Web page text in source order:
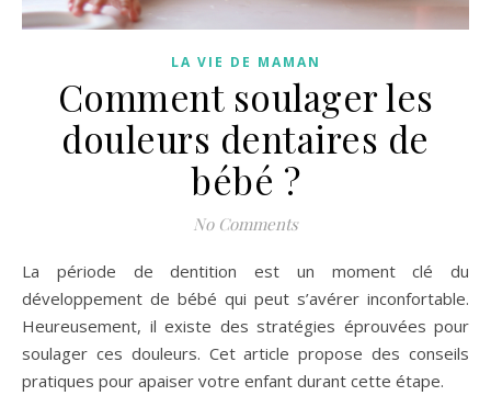
LA VIE DE MAMAN
Comment soulager les
douleurs dentaires de
bébé ?
No Comments
La période de dentition est un moment clé du
développement de bébé qui peut s’avérer inconfortable.
Heureusement, il existe des stratégies éprouvées pour
soulager ces douleurs. Cet article propose des conseils
pratiques pour apaiser votre enfant durant cette étape.